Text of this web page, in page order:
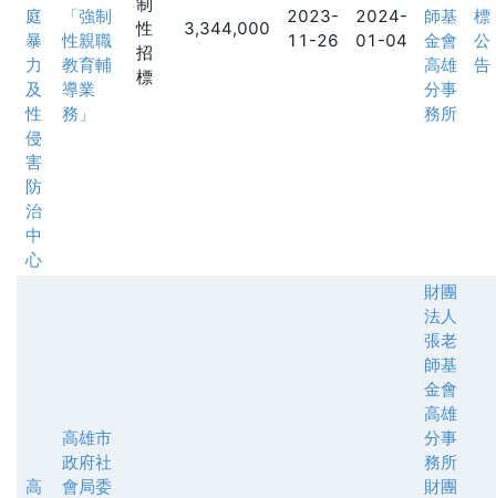
庭
暴
力
及
性
侵
害
防
治
中
心
「強制
性親職
教育輔
導業
務」
性
招
標
3,344,000
2023-
11-26
2024-
01-04
師基
金會
高雄
分事
務所
標
公
告
高
高雄市
政府社
會局委
財團
法人
張老
師基
金會
高雄
分事
務所
財團